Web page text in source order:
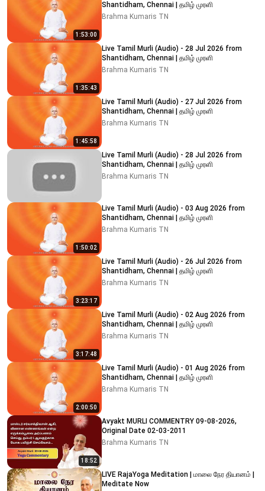
1:53:00
Shantidham, Chennai | தமிழ் முரளி
Brahma Kumaris TN
1:35:43
Live Tamil Murli (Audio) - 28 Jul 2026 from
Shantidham, Chennai | தமிழ் முரளி
Brahma Kumaris TN
1:45:58
Live Tamil Murli (Audio) - 27 Jul 2026 from
Shantidham, Chennai | தமிழ் முரளி
Brahma Kumaris TN
Live Tamil Murli (Audio) - 28 Jul 2026 from
Shantidham, Chennai | தமிழ் முரளி
Brahma Kumaris TN
1:50:02
Live Tamil Murli (Audio) - 03 Aug 2026 from
Shantidham, Chennai | தமிழ் முரளி
Brahma Kumaris TN
3:23:17
Live Tamil Murli (Audio) - 26 Jul 2026 from
Shantidham, Chennai | தமிழ் முரளி
Brahma Kumaris TN
3:17:48
Live Tamil Murli (Audio) - 02 Aug 2026 from
Shantidham, Chennai | தமிழ் முரளி
Brahma Kumaris TN
2:00:50
Live Tamil Murli (Audio) - 01 Aug 2026 from
Shantidham, Chennai | தமிழ் முரளி
Brahma Kumaris TN
18:52
Avyakt MURLI COMMENTRY 09-08-2026,
Original Date 02-03-2011
Brahma Kumaris TN
LIVE RajaYoga Meditation | மாலை நேர தியானம் |
Meditate Now